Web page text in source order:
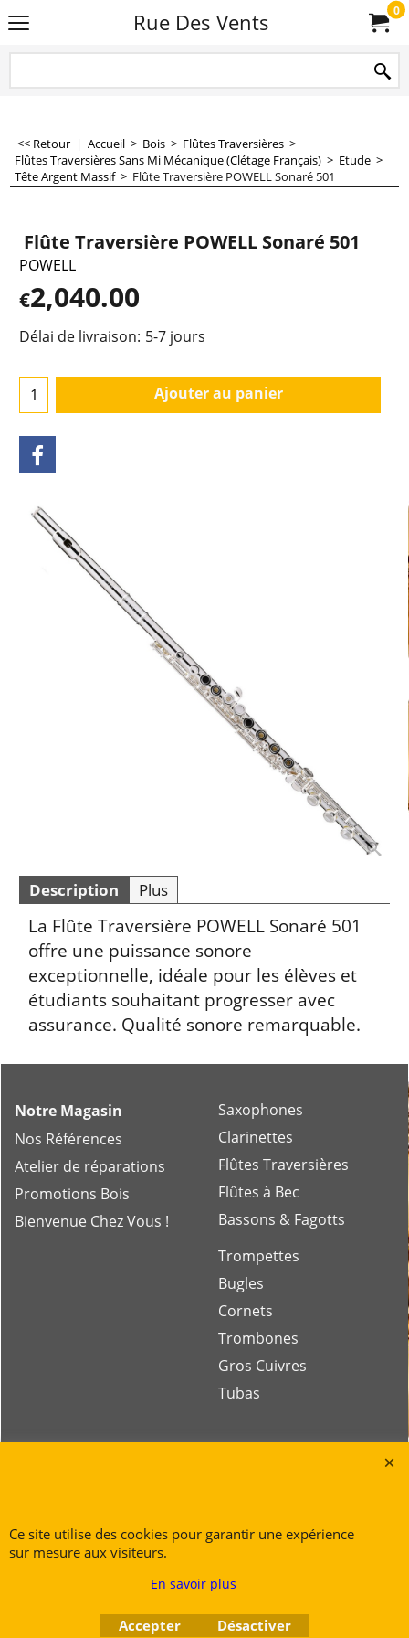
Rue Des Vents 0
<< Retour | Accueil > Bois > Flûtes Traversières >
Flûtes Traversières Sans Mi Mécanique (Clétage Français) > Etude >
Tête Argent Massif> Flûte Traversière POWELL Sonaré 501
Flûte Traversière POWELL Sonaré 501
POWELL
€2,040.00
Délai de livraison: 5-7 jours
Ajouter au panier
Description Plus
La Flûte Traversière POWELL Sonaré 501
offre une puissance sonore
exceptionnelle, idéale pour les élèves et
étudiants souhaitant progresser avec
assurance. Qualité sonore remarquable.
Notre Magasin
Nos Références
Atelier de réparations
Promotions Bois
Bienvenue Chez Vous !
Saxophones
Clarinettes
Flûtes Traversières
Flûtes à Bec
Bassons & Fagotts
Trompettes
Bugles
Cornets
Trombones
Gros Cuivres
Tubas
Tél. +32 (0) 470 876 817
@.contact@ruedesvents.com
Au capital de 10000€ - N°BE1007294916
Ce site utilise des cookies pour garantir une expérience
sur mesure aux visiteurs.
En savoir plus
Accepter Désactiver